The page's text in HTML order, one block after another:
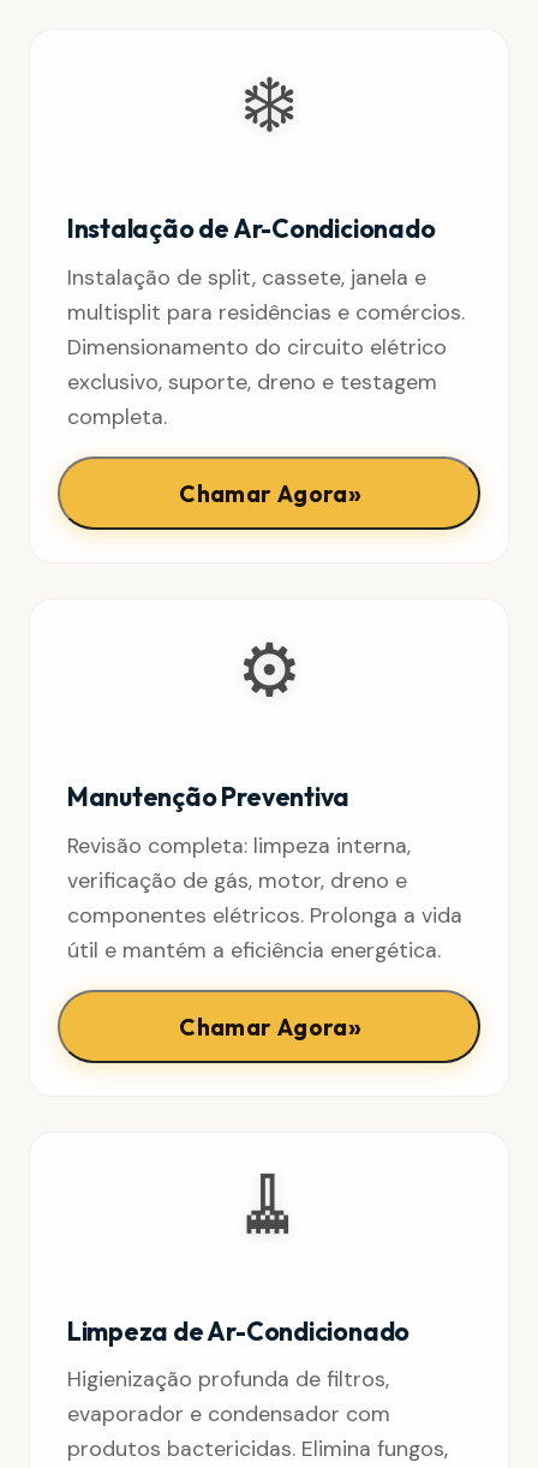
❄️
Instalação de Ar-Condicionado
Instalação de split, cassete, janela e
multisplit para residências e comércios.
Dimensionamento do circuito elétrico
exclusivo, suporte, dreno e testagem
completa.
Chamar Agora»
⚙️
Manutenção Preventiva
Revisão completa: limpeza interna,
verificação de gás, motor, dreno e
componentes elétricos. Prolonga a vida
útil e mantém a eficiência energética.
Chamar Agora»
🧹
Limpeza de Ar-Condicionado
Higienização profunda de filtros,
evaporador e condensador com
produtos bactericidas. Elimina fungos,